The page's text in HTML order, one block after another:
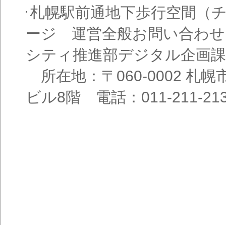
札幌駅前通地下歩行空間（
ージ 運営全般お問い合わ
シティ推進部デジタル企画課
所在地：〒060-0002 札幌
ビル8階 電話：011-211-